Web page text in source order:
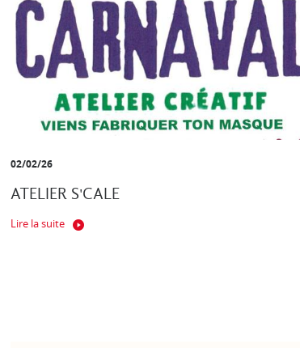
02/02/26
ATELIER S'CALE
Lire la suite